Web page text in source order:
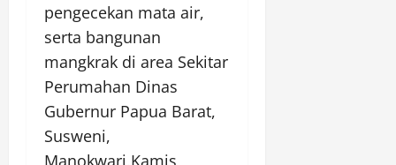
pengecekan mata air,
serta bangunan
mangkrak di area Sekitar
Perumahan Dinas
Gubernur Papua Barat,
Susweni,
Manokwari,Kamis